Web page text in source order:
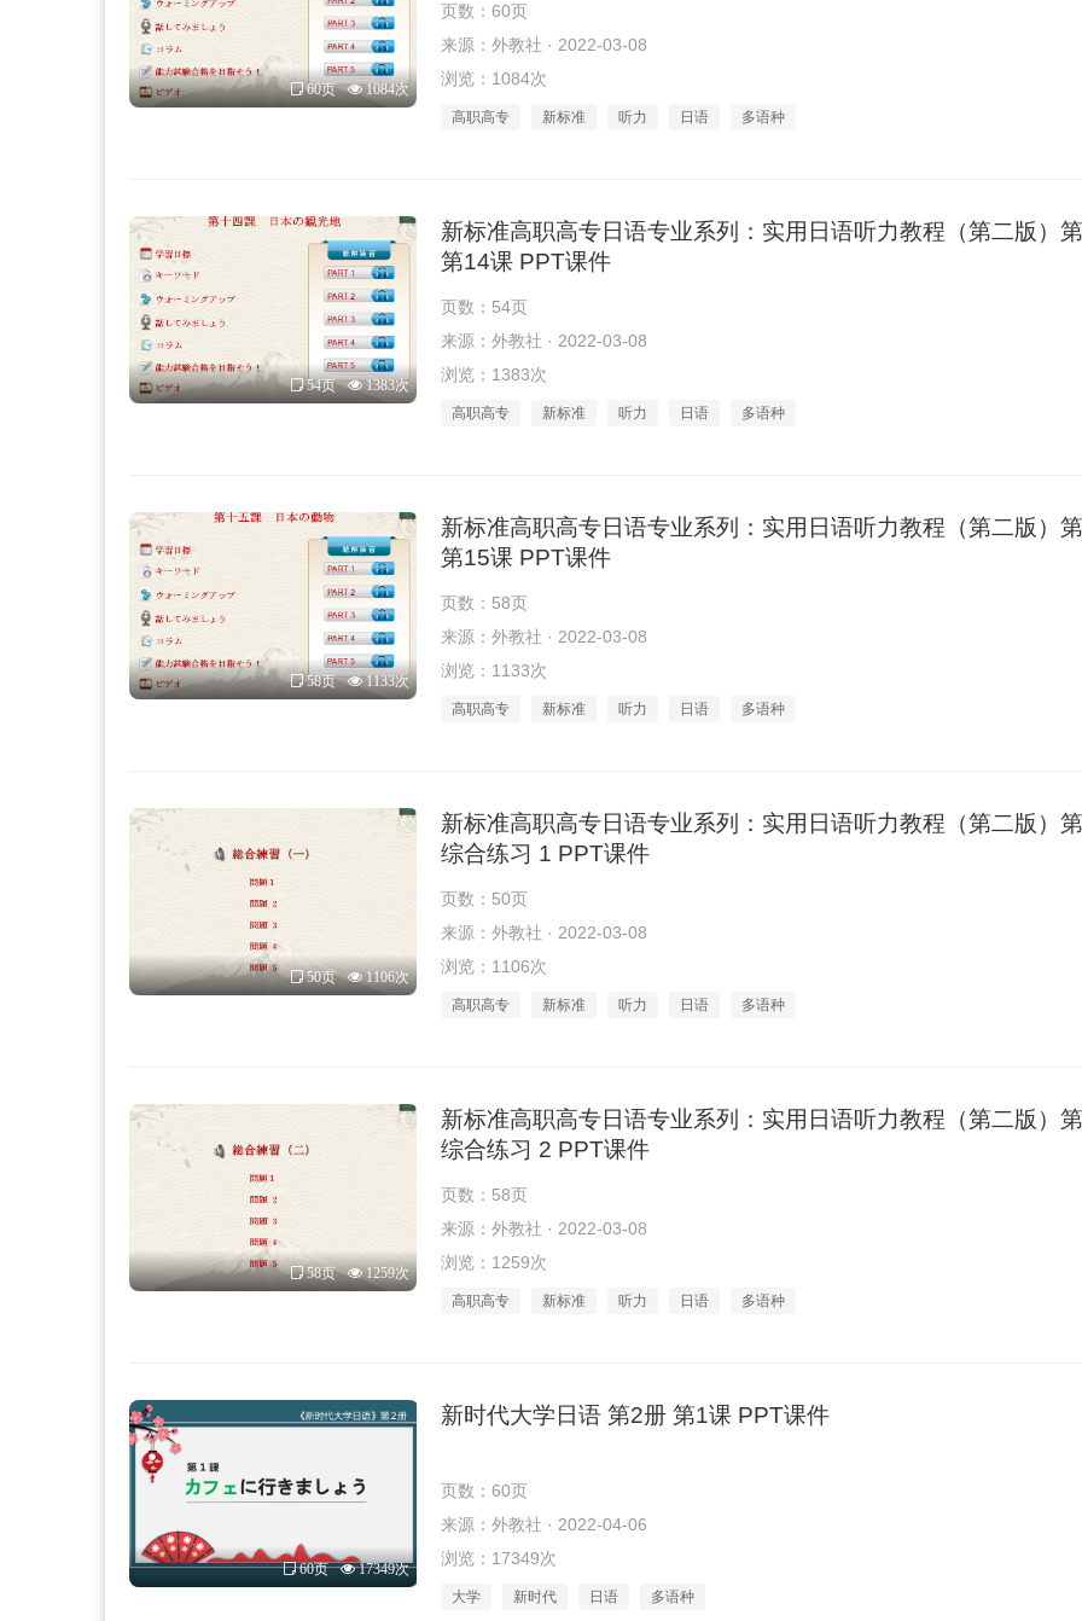
60页 1084次
页数：60页
来源：外教社 · 2022-03-08
浏览：1084次
高职高专 新标准 听力 日语 多语种
54页 1383次
新标准高职高专日语专业系列：实用日语听力教程（第二版）
第14课 PPT课件
页数：54页
来源：外教社 · 2022-03-08
浏览：1383次
高职高专 新标准 听力 日语 多语种
58页 1133次
新标准高职高专日语专业系列：实用日语听力教程（第二版）
第15课 PPT课件
页数：58页
来源：外教社 · 2022-03-08
浏览：1133次
高职高专 新标准 听力 日语 多语种
50页 1106次
新标准高职高专日语专业系列：实用日语听力教程（第二版）
综合练习 1 PPT课件
页数：50页
来源：外教社 · 2022-03-08
浏览：1106次
高职高专 新标准 听力 日语 多语种
58页 1259次
新标准高职高专日语专业系列：实用日语听力教程（第二版）
综合练习 2 PPT课件
页数：58页
来源：外教社 · 2022-03-08
浏览：1259次
高职高专 新标准 听力 日语 多语种
60页 17349次
新时代大学日语 第2册 第1课 PPT课件
页数：60页
来源：外教社 · 2022-04-06
浏览：17349次
大学 新时代 日语 多语种